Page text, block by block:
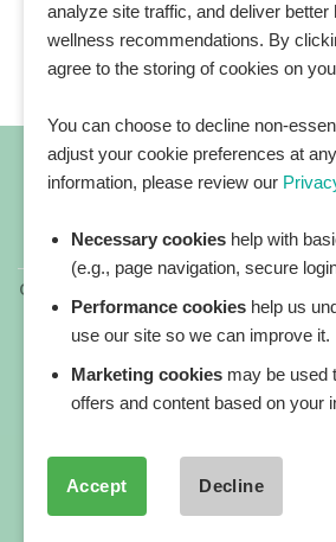
All blog posts
Copyright 2026 ©
All rights
a registered trademark of
Our website services, content,
informational purposes only.
provide medical advice,
analyze site traffic, and deliver better
wellness recommendations. By
agree to the storing of cookies on
You can choose to decline non-
adjust your cookie preferences at
information, please review our
Necessary cookies help with
(e.g., page navigation, secure
Performance cookies help us
use our site so we can improve it.
Marketing cookies may be used
offers and content based on your
Accept Decline